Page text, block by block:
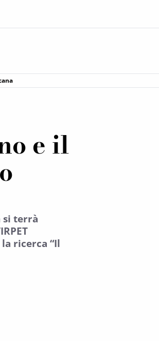
e il
si terrà
ricerca “Il